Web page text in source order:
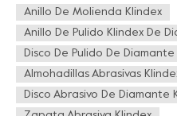
Anillo De Molienda Klindex
Anillo De Pulido Klindex De
Disco De Pulido De Diamante
Almohadillas Abrasivas
Disco Abrasivo De Diamante